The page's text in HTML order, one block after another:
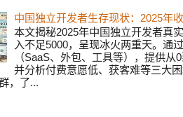
中国独立开发者生存现状：2025年
本文揭秘2025年中国独立开发者真
入不足5000，呈现冰火两重天。通
（SaaS、外包、工具等），提供
并分析付费意愿低、获客难等三大
，了...